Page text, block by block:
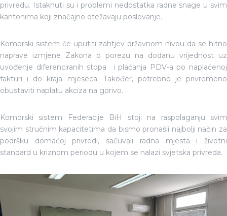
privredu. Istaknuti su i problemi nedostatka radne snage u svim
kantonima koji značajno otežavaju poslovanje.
Komorski sistem će uputiti zahtjev državnom nivou da se hitno
naprave izmjene Zakona o porezu na dodanu vrijednost uz
uvođenje diferenciranih stopa i plaćanja PDV-a po naplaćenoj
fakturi i do kraja mjeseca. Također, potrebno je privremeno
obustaviti naplatu akciza na gorivo.
Komorski sistem Federacije BiH stoji na raspolaganju svim
svojim stručnim kapacitetima da bismo pronašli najbolji način za
podršku domaćoj privredi, sačuvali radna mjesta i životni
standard u kriznom periodu u kojem se nalazi svjetska privreda.